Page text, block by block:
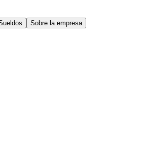
Sobre la empresa